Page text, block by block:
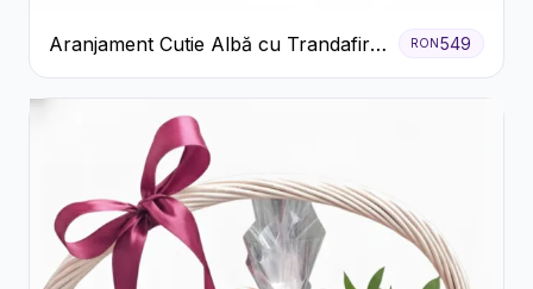
Aranjament Cutie Albă cu Trandafiri
Roșii și Raffaello
RON 549